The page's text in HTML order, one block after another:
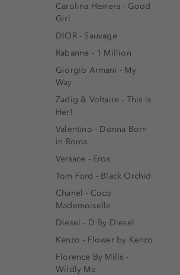
Carolina Herrera - Good
Girl
DIOR - Sauvage
Rabanne - 1 Million
Giorgio Armani - My
Way
Zadig & Voltaire - This is
Her!
Valentino - Donna Born
in Roma
Versace - Eros
Tom Ford - Black Orchid
Chanel - Coco
Mademoiselle
Diesel - D By Diesel
Kenzo - Flower by Kenzo
Florence By Mills -
Wildly Me